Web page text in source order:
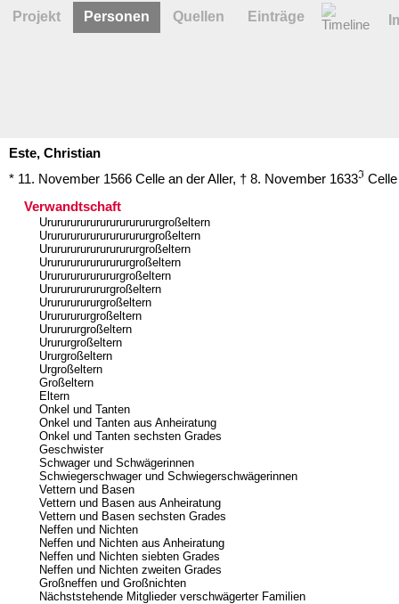
Este, Christian
* 11. November 1566 Celle an der Aller, † 8. November 1633ℑ
Verwandtschaft
Ururururururururururururgroßeltern
Urururururururururururgroßeltern
Ururururururururururgroßeltern
Urururururururururgroßeltern
Ururururururururgroßeltern
Urururururururgroßeltern
Ururururururgroßeltern
Urururururgroßeltern
Ururururgroßeltern
Urururgroßeltern
Ururgroßeltern
Urgroßeltern
Großeltern
Eltern
Onkel und Tanten
Onkel und Tanten aus Anheiratung
Onkel und Tanten sechsten Grades
Geschwister
Schwager und Schwägerinnen
Schwiegerschwager und Schwiegerschwägerinnen
Vettern und Basen
Vettern und Basen aus Anheiratung
Vettern und Basen sechsten Grades
Neffen und Nichten
Neffen und Nichten aus Anheiratung
Neffen und Nichten siebten Grades
Neffen und Nichten zweiten Grades
Großneffen und Großnichten
Nächststehende Mitglieder verschwägerter Familien
Projekt Personen Quellen Einträge